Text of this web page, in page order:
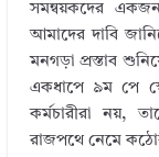
সমন্বয়কদের একজন
আমাদের দাবি
মনগড়া প্রস্তাব
একধাপে ৯ম পে
কর্মচারীরা নয়,
রাজপথে নেমে কঠোর